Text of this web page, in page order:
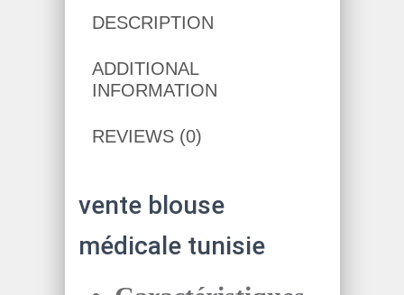
DESCRIPTION
ADDITIONAL
INFORMATION
REVIEWS (0)
vente blouse
médicale tunisie